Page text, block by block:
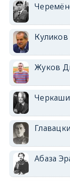
Жуков
Абаза